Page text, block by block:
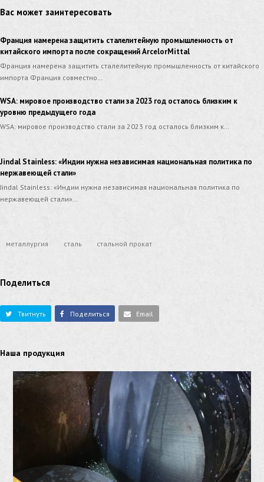
Вас может заинтересовать
Франция намерена защитить сталелитейную промышленность от
китайского импорта после сокращений ArcelorMittal
Франция намерена защитить сталелитейную промышленность от китайского
импорта Франция совместно…
WSA: мировое производство стали за 2023 год осталось близким к
уровню предыдущего года
WSA: мировое производство стали за 2023 год осталось близким к…
Jindal Stainless: «Индии нужна независимая национальная политика по
нержавеющей стали»
Jindal Stainless: «Индии нужна независимая национальная политика по
нержавеющей стали»…
металлургия сталь стальной прокат
Поделиться
Твитнуть Поделиться Email
Наша продукция